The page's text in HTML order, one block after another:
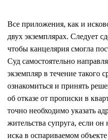
Все приложения, как и
двух экземплярах. Следует
чтобы канцелярия смогла
Суд самостоятельно
экземпляр в течение такого
ознакомиться и принять
об отказе от прописки в
точно необходимо указать
жительства супруга, если
иска в оспариваемом